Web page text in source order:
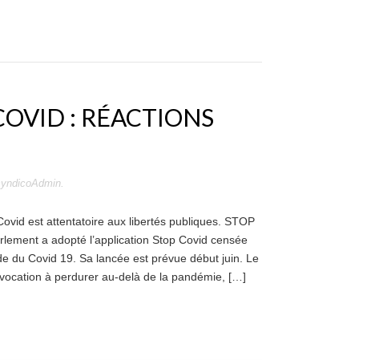
: RÉACTIONS
.
est attentatoire aux libertés publiques. STOP
a adopté l’application Stop Covid censée
du Covid 19. Sa lancée est prévue début juin. Le
à perdurer au-delà de la pandémie, […]